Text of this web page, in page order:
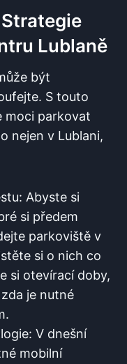
Lublaně
být
S touto
moci parkovat
nejen v Lublani,
Abyste si
si předem
parkoviště v
si o nich co
si otevírací doby,
je nutné
V dnešní
mobilní